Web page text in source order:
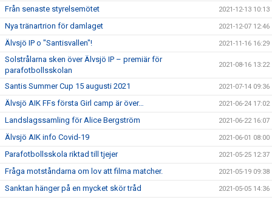
Från senaste styrelsemötet 2021-12-13 10:13
Nya tränartrion för damlaget 2021-12-07 12:46
Älvsjö IP o "Santisvallen"! 2021-11-16 16:29
Solstrålarna sken över Älvsjö IP – premiär för
parafotbollsskolan
2021-08-16 13:22
Santis Summer Cup 15 augusti 2021 2021-07-14 09:36
Älvsjö AIK FFs första Girl camp är över… 2021-06-24 17:02
Landslagssamling för Alice Bergström 2021-06-22 16:07
Älvsjö AIK info Covid-19 2021-06-01 08:00
Parafotbollsskola riktad till tjejer 2021-05-25 12:37
Fråga motståndarna om lov att filma matcher. 2021-05-19 09:38
Sanktan hänger på en mycket skör tråd 2021-05-05 14:36